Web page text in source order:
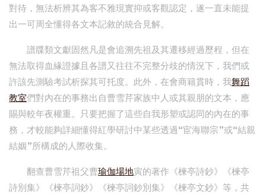
對待，無法析辨其為客不雅現實抑或客觀認定，遂一直未能提
出一可周全懂得各文本記敘的統合見解。
譜牒類文獻固然凡是會追溯先祖及其遷移經過歷程，但在
無法取得血緣證據且各譜又往往不完整分歧的情況下，我們或
許該先測驗考試析探其可托度。此外，在會商籍貫時，我舞蹈
教室們對內在的事務出自曹雪芹家族中人或其親朋的文本，應
賜與較年夜權重。只要把握了這些自我形塑或認同的內在的事
務，才較能夠詳細懂得紅學研討中某些透過“宦海聯宗”或“結親
結姻”所構成的人際收集。
翻查曹雪芹祖父曹瑜伽場地寅的著作《楝亭詩鈔》《楝亭
詩別集》《楝亭詞鈔》《楝亭詞鈔別集》《楝亭文鈔》等，共